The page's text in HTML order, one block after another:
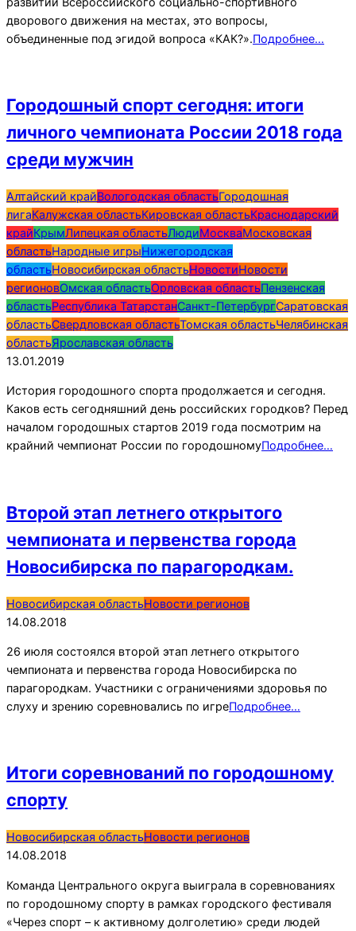
дворового движения на местах, это вопросы,
объединенные под эгидой вопроса «КАК?».Подробнее…
Городошный спорт сегодня: итоги
личного чемпионата России 2018 года
среди мужчин
2019-
01-
13
Алтайский крайВологодская областьГородошная
лигаКалужская областьКировская областьКраснодарский
крайКрымЛипецкая областьЛюдиМоскваМосковская
областьНародные игрыНижегородская
областьНовосибирская областьНовостиНовости
регионовОмская областьОрловская областьПензенская
областьРеспублика ТатарстанСанкт-ПетербургСаратовская
областьСвердловская областьТомская областьЧелябинская
областьЯрославская область
13.01.2019
История городошного спорта продолжается и сегодня.
Каков есть сегодняшний день российских городков? Перед
началом городошных стартов 2019 года посмотрим на
крайний чемпионат России по городошномуПодробнее…
Второй этап летнего открытого
чемпионата и первенства города
Новосибирска по парагородкам.
2018-
08-
Новосибирская областьНовости регионов
14.08.2018
26 июля состоялся второй этап летнего открытого
чемпионата и первенства города Новосибирска по
парагородкам. Участники с ограничениями здоровья по
слуху и зрению соревновались по игреПодробнее…
Итоги соревнований по городошному
спорту
2018-
08-
Новосибирская областьНовости регионов
14.08.2018
Команда Центрального округа выиграла в соревнованиях
по городошному спорту в рамках городского фестиваля
«Через спорт – к активному долголетию» среди людей